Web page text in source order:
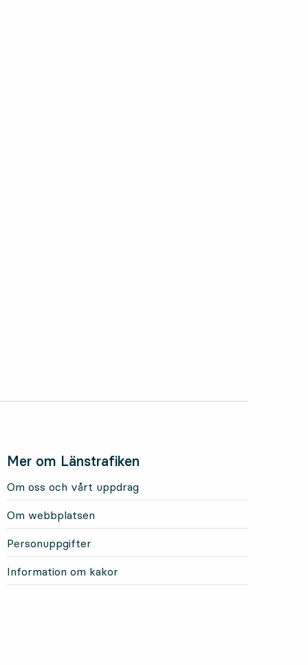
Mer om Länstrafiken
Om oss och vårt uppdrag
Om webbplatsen
Personuppgifter
Information om kakor